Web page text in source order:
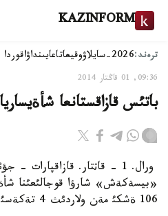
KAZINFORM
ترەند:2026-سايلاۋ وقيعاتاعايىنداۋاقوردا
09:36, 01 قاڭتار 2014
باتئس قازاقستانعا
ورال. 1 - قاثتار. قازاقپارات -
«بيسةكةش» شارؤا قوجالئعئنا
106 ةشكئ مةن ولاردئث 4 تةكةسئ جةتكئزئلدئ.